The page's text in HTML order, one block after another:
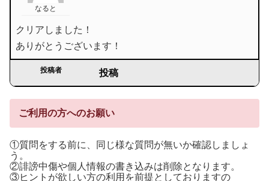
なると
クリアしました！
ありがとうございます！
投稿者 投稿
ご利用の方へのお願い
①質問をする前に、同じ様な質問が無いか確認しましょ
う。
②誹謗中傷や個人情報の書き込みは削除となります。
③ヒントが欲しい方の利用を前提としておりますの